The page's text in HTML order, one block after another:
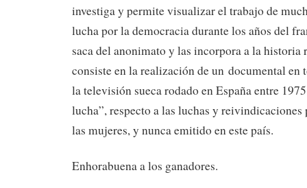
investiga y permite visualizar el trabajo de
lucha por la democracia durante los años del
saca del anonimato y las incorpora a la
consiste en la realización de un documental en
la televisión sueca rodado en España entre
lucha”, respecto a las luchas y
las mujeres, y nunca emitido en este país.
Enhorabuena a los ganadores.